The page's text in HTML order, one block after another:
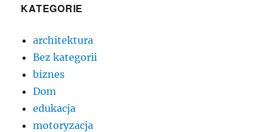
KATEGORIE
architektura
Bez kategorii
biznes
Dom
edukacja
motoryzacja